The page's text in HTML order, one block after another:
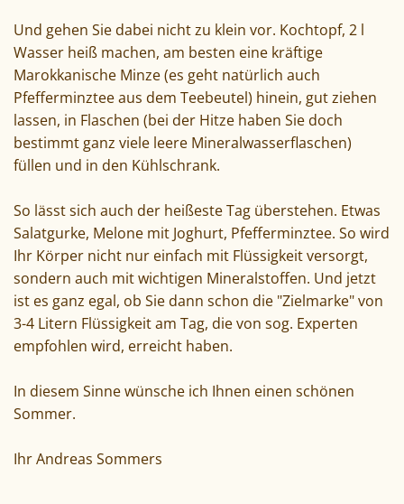
Und gehen Sie dabei nicht zu klein vor. Kochtopf, 2 l
Wasser heiß machen, am besten eine kräftige
Marokkanische Minze (es geht natürlich auch
Pfefferminztee aus dem Teebeutel) hinein, gut ziehen
lassen, in Flaschen (bei der Hitze haben Sie doch
bestimmt ganz viele leere Mineralwasserflaschen)
füllen und in den Kühlschrank.
So lässt sich auch der heißeste Tag überstehen. Etwas
Salatgurke, Melone mit Joghurt, Pfefferminztee. So wird
Ihr Körper nicht nur einfach mit Flüssigkeit versorgt,
sondern auch mit wichtigen Mineralstoffen. Und jetzt
ist es ganz egal, ob Sie dann schon die "Zielmarke" von
3-4 Litern Flüssigkeit am Tag, die von sog. Experten
empfohlen wird, erreicht haben.
In diesem Sinne wünsche ich Ihnen einen schönen
Sommer.
Ihr Andreas Sommers